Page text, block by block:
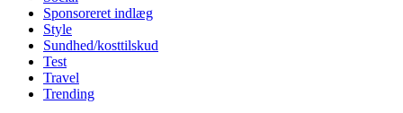
Sponsoreret indlæg
Style
Sundhed/kosttilskud
Test
Travel
Trending